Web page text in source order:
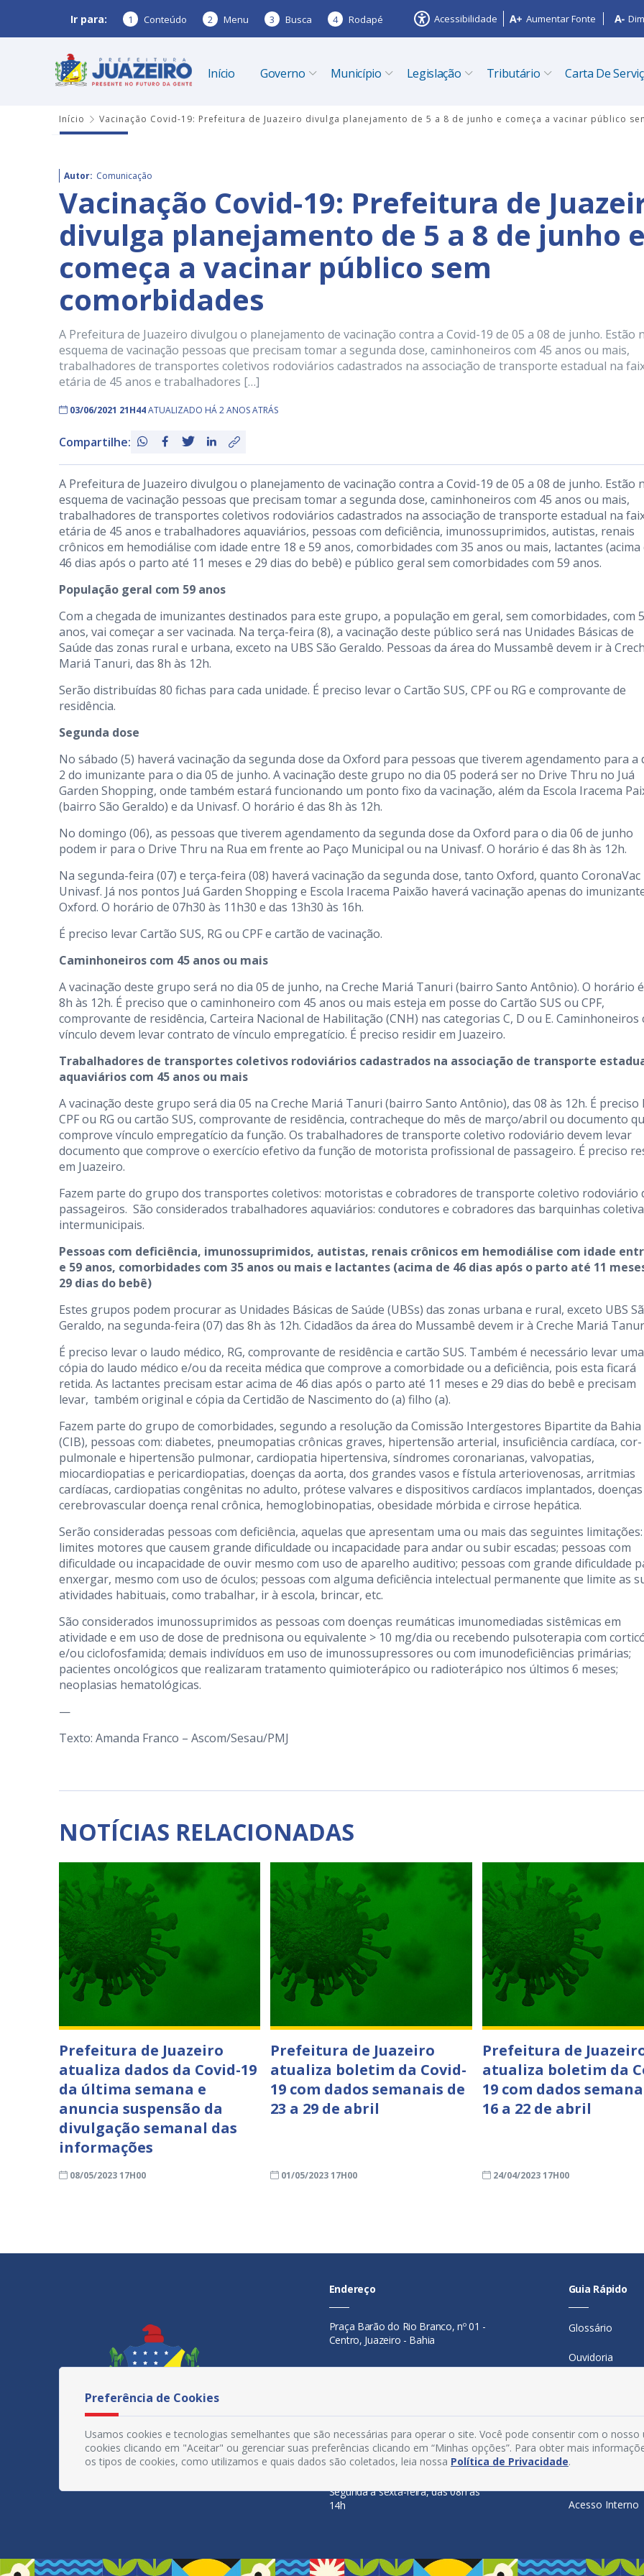
Ir para: 1 Conteúdo 2 Menu 3 Busca 4 Rodapé Acessibilidade Aumentar Fonte
Início Governo Município Legislação Tributário Carta De
Início Vacinação Covid-19: Prefeitura de Juazeiro divulga planejamento de 5 a 8 de junho e começa a vacinar público
Autor: Comunicação
Vacinação Covid-19: Prefeitura de
divulga planejamento de 5 a 8 de junho
começa a vacinar público sem
comorbidades
A Prefeitura de Juazeiro divulgou o planejamento de vacinação contra a Covid-19 de 05 a 08 de junho. Estão
esquema de vacinação pessoas que precisam tomar a segunda dose, caminhoneiros com 45 anos ou mais,
trabalhadores de transportes coletivos rodoviários cadastrados na associação de transporte estadual na
etária de 45 anos e trabalhadores […]
03/06/2021 21H44ATUALIZADO HÁ 2 ANOS ATRÁS
Compartilhe:
A Prefeitura de Juazeiro divulgou o planejamento de vacinação contra a Covid-19 de 05 a 08 de junho. Estão
esquema de vacinação pessoas que precisam tomar a segunda dose, caminhoneiros com 45 anos ou mais,
trabalhadores de transportes coletivos rodoviários cadastrados na associação de transporte estadual na
etária de 45 anos e trabalhadores aquaviários, pessoas com deficiência, imunossuprimidos, autistas, renais
crônicos em hemodiálise com idade entre 18 e 59 anos, comorbidades com 35 anos ou mais, lactantes (acima
46 dias após o parto até 11 meses e 29 dias do bebê) e público geral sem comorbidades com 59 anos.
População geral com 59 anos
Com a chegada de imunizantes destinados para este grupo, a população em geral, sem comorbidades, com
anos, vai começar a ser vacinada. Na terça-feira (8), a vacinação deste público será nas Unidades Básicas de
Saúde das zonas rural e urbana, exceto na UBS São Geraldo. Pessoas da área do Mussambê devem ir à
Mariá Tanuri, das 8h às 12h.
Serão distribuídas 80 fichas para cada unidade. É preciso levar o Cartão SUS, CPF ou RG e comprovante de
residência.
Segunda dose
No sábado (5) haverá vacinação da segunda dose da Oxford para pessoas que tiverem agendamento para a
2 do imunizante para o dia 05 de junho. A vacinação deste grupo no dia 05 poderá ser no Drive Thru no Juá
Garden Shopping, onde também estará funcionando um ponto fixo da vacinação, além da Escola Iracema
(bairro São Geraldo) e da Univasf. O horário é das 8h às 12h.
No domingo (06), as pessoas que tiverem agendamento da segunda dose da Oxford para o dia 06 de junho
podem ir para o Drive Thru na Rua em frente ao Paço Municipal ou na Univasf. O horário é das 8h às 12h.
Na segunda-feira (07) e terça-feira (08) haverá vacinação da segunda dose, tanto Oxford, quanto CoronaVac
Univasf. Já nos pontos Juá Garden Shopping e Escola Iracema Paixão haverá vacinação apenas do
Oxford. O horário de 07h30 às 11h30 e das 13h30 às 16h.
É preciso levar Cartão SUS, RG ou CPF e cartão de vacinação.
Caminhoneiros com 45 anos ou mais
A vacinação deste grupo será no dia 05 de junho, na Creche Mariá Tanuri (bairro Santo Antônio). O horário
8h às 12h. É preciso que o caminhoneiro com 45 anos ou mais esteja em posse do Cartão SUS ou CPF,
comprovante de residência, Carteira Nacional de Habilitação (CNH) nas categorias C, D ou E. Caminhoneiros
vínculo devem levar contrato de vínculo empregatício. É preciso residir em Juazeiro.
Trabalhadores de transportes coletivos rodoviários cadastrados na associação de transporte
aquaviários com 45 anos ou mais
A vacinação deste grupo será dia 05 na Creche Mariá Tanuri (bairro Santo Antônio), das 08 às 12h. É preciso
CPF ou RG ou cartão SUS, comprovante de residência, contracheque do mês de março/abril ou documento
comprove vínculo empregatício da função. Os trabalhadores de transporte coletivo rodoviário devem levar
documento que comprove o exercício efetivo da função de motorista profissional de passageiro. É preciso
em Juazeiro.
Fazem parte do grupo dos transportes coletivos: motoristas e cobradores de transporte coletivo rodoviário
passageiros. São considerados trabalhadores aquaviários: condutores e cobradores das barquinhas
intermunicipais.
Pessoas com deficiência, imunossuprimidos, autistas, renais crônicos em hemodiálise com idade
e 59 anos, comorbidades com 35 anos ou mais e lactantes (acima de 46 dias após o parto até 11
29 dias do bebê)
Estes grupos podem procurar as Unidades Básicas de Saúde (UBSs) das zonas urbana e rural, exceto UBS
Geraldo, na segunda-feira (07) das 8h às 12h. Cidadãos da área do Mussambê devem ir à Creche Mariá
É preciso levar o laudo médico, RG, comprovante de residência e cartão SUS. Também é necessário levar uma
cópia do laudo médico e/ou da receita médica que comprove a comorbidade ou a deficiência, pois esta ficará
retida. As lactantes precisam estar acima de 46 dias após o parto até 11 meses e 29 dias do bebê e precisam
levar, também original e cópia da Certidão de Nascimento do (a) filho (a).
Fazem parte do grupo de comorbidades, segundo a resolução da Comissão Intergestores Bipartite da Bahia
(CIB), pessoas com: diabetes, pneumopatias crônicas graves, hipertensão arterial, insuficiência cardíaca, cor-
pulmonale e hipertensão pulmonar, cardiopatia hipertensiva, síndromes coronarianas, valvopatias,
miocardiopatias e pericardiopatias, doenças da aorta, dos grandes vasos e fístula arteriovenosas, arritmias
cardíacas, cardiopatias congênitas no adulto, prótese valvares e dispositivos cardíacos implantados, doenças
cerebrovascular doença renal crônica, hemoglobinopatias, obesidade mórbida e cirrose hepática.
Serão consideradas pessoas com deficiência, aquelas que apresentam uma ou mais das seguintes limitações:
limites motores que causem grande dificuldade ou incapacidade para andar ou subir escadas; pessoas com
dificuldade ou incapacidade de ouvir mesmo com uso de aparelho auditivo; pessoas com grande dificuldade
enxergar, mesmo com uso de óculos; pessoas com alguma deficiência intelectual permanente que limite as
atividades habituais, como trabalhar, ir à escola, brincar, etc.
São considerados imunossuprimidos as pessoas com doenças reumáticas imunomediadas sistêmicas em
atividade e em uso de dose de prednisona ou equivalente > 10 mg/dia ou recebendo pulsoterapia com
e/ou ciclofosfamida; demais indivíduos em uso de imunossupressores ou com imunodeficiências primárias;
pacientes oncológicos que realizaram tratamento quimioterápico ou radioterápico nos últimos 6 meses;
neoplasias hematológicas.
—
Texto: Amanda Franco – Ascom/Sesau/PMJ
NOTÍCIAS RELACIONADAS
Prefeitura de Juazeiro
atualiza dados da Covid-19
da última semana e
anuncia suspensão da
divulgação semanal das
informações
08/05/2023 17H00
Prefeitura de Juazeiro
atualiza boletim da Covid-
19 com dados semanais de
23 a 29 de abril
01/05/2023 17H00
Prefeitura de
atualiza boletim da
19 com dados
16 a 22 de abril
24/04/2023 17H00
Endereço
Praça Barão do Rio Branco, nº 01 -
Centro, Juazeiro - Bahia
Contato
Horário De Funcionamento
Segunda a sexta-feira, das 08h às
14h
Guia Rápido
Glossário
Ouvidoria
Perguntas
Manual de
Acesso Interno
Preferência de Cookies
Usamos cookies e tecnologias semelhantes que são necessárias para operar o site. Você pode consentir com o nosso
cookies clicando em "Aceitar" ou gerenciar suas preferências clicando em “Minhas opções”. Para obter mais
os tipos de cookies, como utilizamos e quais dados são coletados, leia nossa Política de Privacidade.